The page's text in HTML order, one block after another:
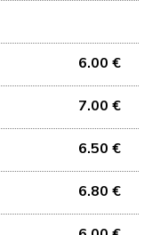
6.00 €
7.00 €
6.50 €
6.80 €